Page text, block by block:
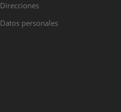
Direcciones
Datos personales